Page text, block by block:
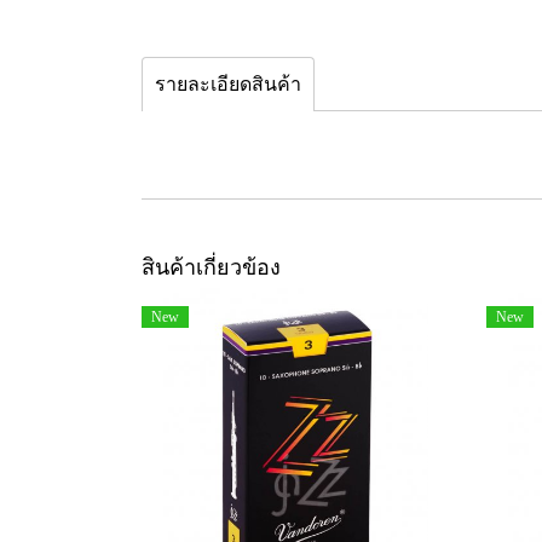
รายละเอียดสินค้า
สินค้าเกี่ยวข้อง
New New